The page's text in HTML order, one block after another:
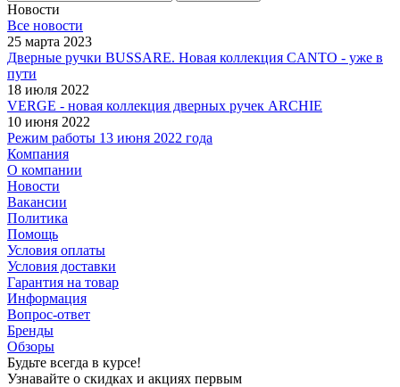
Новости
Все новости
25 марта 2023
Дверные ручки BUSSARE. Новая коллекция CANTO - уже в
пути
18 июля 2022
VERGE - новая коллекция дверных ручек ARCHIE
10 июня 2022
Режим работы 13 июня 2022 года
Компания
О компании
Новости
Вакансии
Политика
Помощь
Условия оплаты
Условия доставки
Гарантия на товар
Информация
Вопрос-ответ
Бренды
Обзоры
Будьте всегда в курсе!
Узнавайте о скидках и акциях первым